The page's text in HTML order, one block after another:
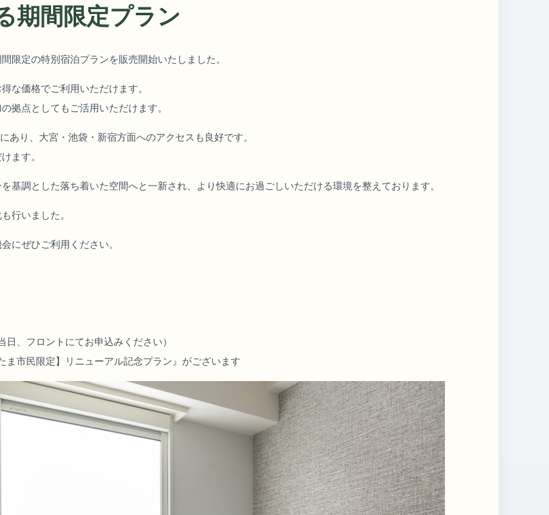
期間限定プラン
限定の特別宿泊プランを販売開始いたしました。
な価格でご利用いただけます。
拠点としてもご活用いただけます。
あり、大宮・池袋・新宿方面へのアクセスも良好です。
ます。
基調とした落ち着いた空間へと一新され、より快適にお過ごしいただける環境を整えております。
行いました。
にぜひご利用ください。
、フロントにてお申込みください）
ま市民限定】リニューアル記念プラン』がございます